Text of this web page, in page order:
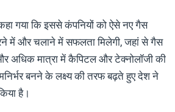
गया कि इससे कंपनियों को ऐसे नए गैस
में और चलाने में सफलता मिलेगी, जहां से गैस
अधिक मात्रा में कैपिटल और टेक्नोलॉजी की
बनने के लक्ष्य की तरफ बढ़ते हुए देश ने
है।